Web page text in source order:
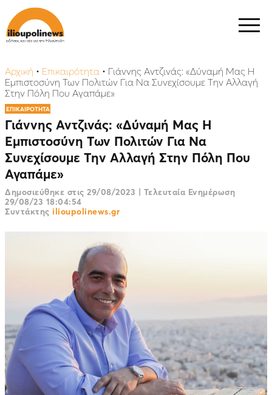
Αρχική • Επικαιρότητα • Γιάννης Αντζινάς: «Δύναμή Μας Η
Εμπιστοσύνη Των Πολιτών Για Να Συνεχίσουμε Την Αλλαγή
Στην Πόλη Που Αγαπάμε»
ΕΠΙΚΑΙΡΟΤΗΤΑ
Γιάννης Αντζινάς: «Δύναμή Μας Η
Εμπιστοσύνη Των Πολιτών Για Να
Συνεχίσουμε Την Αλλαγή Στην Πόλη Που
Αγαπάμε»
Δημοσιεύθηκε στις 29/08/2023 | Τελευταία Ενημέρωση
29/08/23 18:04:54
Συντάκτης ilioupolinews.gr